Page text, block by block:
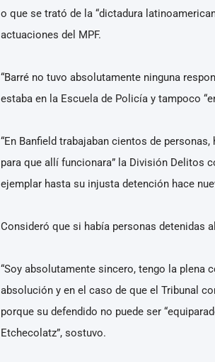
o que se trató de la “dictadura
actuaciones del MPF.
“Barré no tuvo absolutamente ninguna
estaba en la Escuela de Policía y tampoco
“En Banfield trabajaban cientos de
para que allí funcionara” la División Delitos
ejemplar hasta su injusta detención hace
Consideró que si había personas detenidas
“Soy absolutamente sincero, tengo la plena
absolución y en el caso de que el Tribunal
porque su defendido no puede ser
Etchecolatz”, sostuvo.